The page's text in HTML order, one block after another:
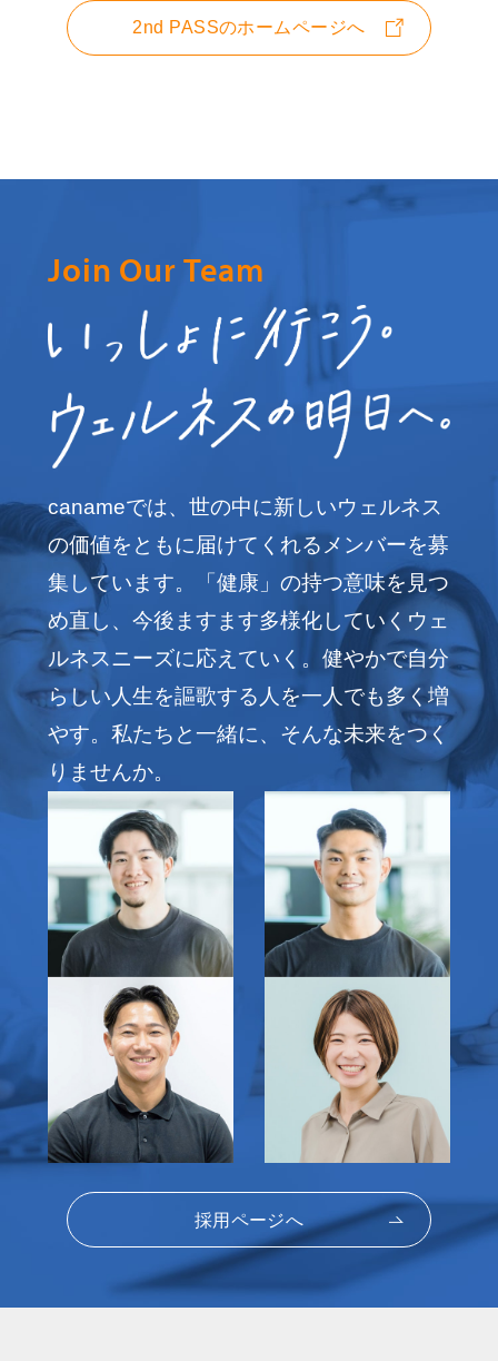
2nd PASSのホームページへ
Join Our Team
canameでは、世の中に新しいウェルネス
の価値をともに届けてくれるメンバーを募
集しています。「健康」の持つ意味を見つ
め直し、今後ますます多様化していくウェ
ルネスニーズに応えていく。健やかで自分
らしい人生を謳歌する人を一人でも多く増
やす。私たちと一緒に、そんな未来をつく
りませんか。
採用ページへ